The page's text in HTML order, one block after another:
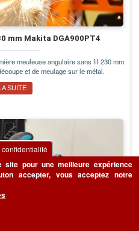
mm Makita DGA900PT4
meuleuse angulaire sans fil 230 mm
et de meulage sur le métal.
SUITE
pour une meilleure expérience
accepter, vous acceptez notre